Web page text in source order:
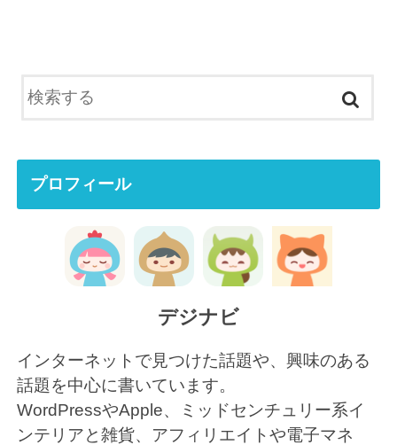
プロフィール
デジナビ
インターネットで見つけた話題や、興味のある
話題を中心に書いています。
WordPressやApple、ミッドセンチュリー系イ
ンテリアと雑貨、アフィリエイトや電子マネ